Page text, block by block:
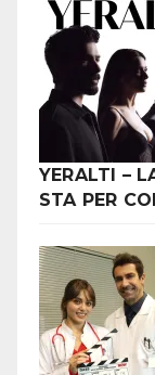
YERALTI –
STA PER